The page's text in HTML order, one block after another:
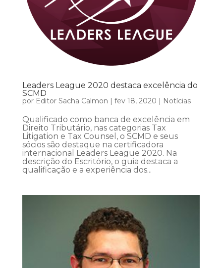
Leaders League 2020 destaca excelência do
SCMD
por Editor Sacha Calmon | fev 18, 2020 | Notícias
Qualificado como banca de excelência em
Direito Tributário, nas categorias Tax
Litigation e Tax Counsel, o SCMD e seus
sócios são destaque na certificadora
internacional Leaders League 2020. Na
descrição do Escritório, o guia destaca a
qualificação e a experiência dos...